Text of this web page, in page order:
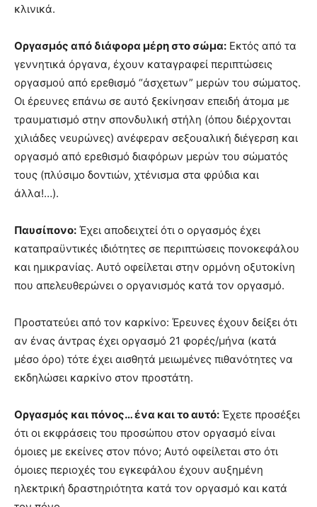
κλινικά.
Οργασμός από διάφορα μέρη στο σώμα: Εκτός από τα
γεννητικά όργανα, έχουν καταγραφεί περιπτώσεις
οργασμού από ερεθισμό “άσχετων” μερών του σώματος.
Οι έρευνες επάνω σε αυτό ξεκίνησαν επειδή άτομα με
τραυματισμό στην σπονδυλική στήλη (όπου διέρχονται
χιλιάδες νευρώνες) ανέφεραν σεξουαλική διέγερση και
οργασμό από ερεθισμό διαφόρων μερών του σώματός
τους (πλύσιμο δοντιών, χτένισμα στα φρύδια και
άλλα!…).
Παυσίπονο: Έχει αποδειχτεί ότι ο οργασμός έχει
καταπραϋντικές ιδιότητες σε περιπτώσεις πονοκεφάλου
και ημικρανίας. Αυτό οφείλεται στην ορμόνη οξυτοκίνη
που απελευθερώνει ο οργανισμός κατά τον οργασμό.
Προστατεύει από τον καρκίνο: Έρευνες έχουν δείξει ότι
αν ένας άντρας έχει οργασμό 21 φορές/μήνα (κατά
μέσο όρο) τότε έχει αισθητά μειωμένες πιθανότητες να
εκδηλώσει καρκίνο στον προστάτη.
Οργασμός και πόνος… ένα και το αυτό: Έχετε προσέξει
ότι οι εκφράσεις του προσώπου στον οργασμό είναι
όμοιες με εκείνες στον πόνο; Αυτό οφείλεται στο ότι
όμοιες περιοχές του εγκεφάλου έχουν αυξημένη
ηλεκτρική δραστηριότητα κατά τον οργασμό και κατά